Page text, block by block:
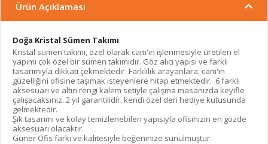
Ürün Açıklaması
Doğa Kristal Sümen Takımı
Kristal sümen takımı, özel olarak cam'ın işlenmesiyle üretilen el
yapımı çok özel bir sümen takımıdır. Göz alıcı yapısı ve farklı
tasarımıyla dikkati çekmektedir. Farklılık arayanlara, cam'ın
güzelliğini ofisine taşımak isteyenlere hitap etmektedir. 6 farklı
aksesuarı ve altın rengi kalem setiyle çalışma masanızda keyifle
çalışacaksınız. 2 yıl garantilidir. kendi özel deri hediye kutusunda
gelmektedir.
Şık tasarımı ve kolay temizlenebilen yapısıyla ofisinizin en gözde
aksesuarı olacaktır.
Güner Ofis farkı ve kalitesiyle beğeninize sunulmuştur.